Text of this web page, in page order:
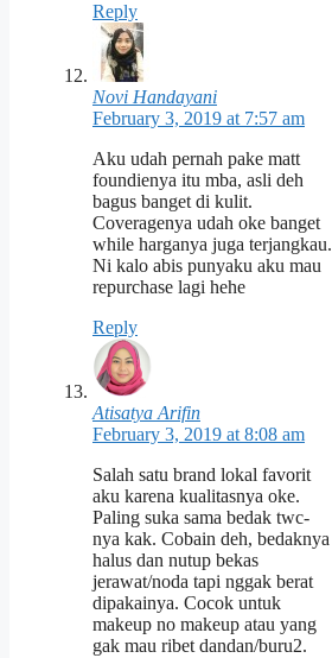
Reply
Novi Handayani
February 3, 2019 at 7:57 am
Aku udah pernah pake matt
foundienya itu mba, asli deh
bagus banget di kulit.
Coveragenya udah oke banget
while harganya juga terjangkau.
Ni kalo abis punyaku aku mau
repurchase lagi hehe
Reply
Atisatya Arifin
February 3, 2019 at 8:08 am
Salah satu brand lokal favorit
aku karena kualitasnya oke.
Paling suka sama bedak twc-
nya kak. Cobain deh, bedaknya
halus dan nutup bekas
jerawat/noda tapi nggak berat
dipakainya. Cocok untuk
makeup no makeup atau yang
gak mau ribet dandan/buru2.